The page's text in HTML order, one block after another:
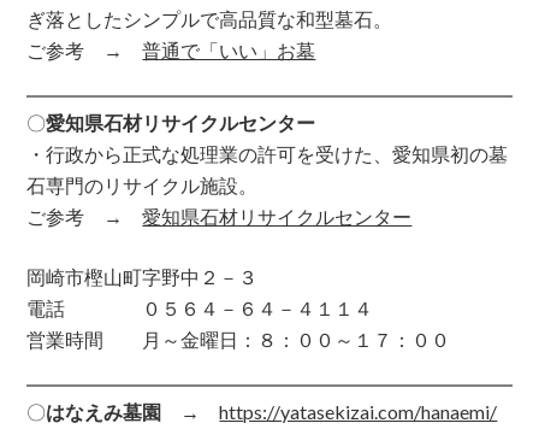
ぎ落としたシンプルで高品質な和型墓石。
ご参考 →普通で「いい」お墓
〇愛知県石材リサイクルセンター
・行政から正式な処理業の許可を受けた、愛知県初の墓
石専門のリサイクル施設。
ご参考 →愛知県石材リサイクルセンター
岡崎市樫山町字野中２－３
電話 ０５６４－６４－４１１４
営業時間 月～金曜日：８：００～１７：００
〇はなえみ墓園 →https://yatasekizai.com/hanaemi/